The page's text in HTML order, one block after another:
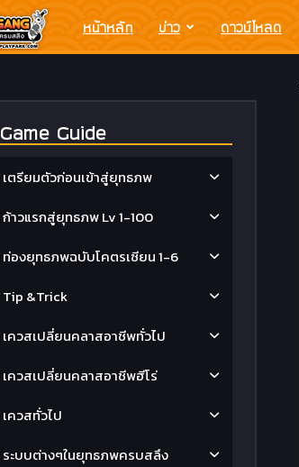
Yulgang
วกัง
ยุทธ
หน้าหลัก ข่าว ดาวน์โหลด
Game Guide
เตรียมตัวก่อนเข้าสู่ยุทธภพ
ก้าวแรกสู่ยุทธภพ Lv 1-100
ท่องยุทธภพฉบับโคตรเซียน 1-6
Tip &Trick
เควสเปลี่ยนคลาสอาชีพทั่วไป
เควสเปลี่ยนคลาสอาชีพฮีโร่
เควสทั่วไป
ระบบต่างๆในยุทธภพครบสลึง